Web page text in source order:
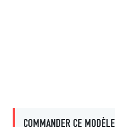
COMMANDER CE MODÈLE